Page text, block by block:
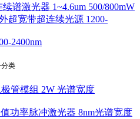
谱激光器 1~4.6um 500/800mW
超宽带超连续光源 1200-
2400nm
类
管模组 2W 光谱宽度
功率脉冲激光器 8nm光谱宽度